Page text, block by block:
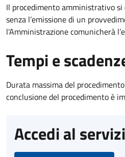
Il procedimento amministrativo
senza l’emissione di un
l’Amministrazione comunicherà
Tempi e
Durata massima del
conclusione del procedimento è
Accedi al